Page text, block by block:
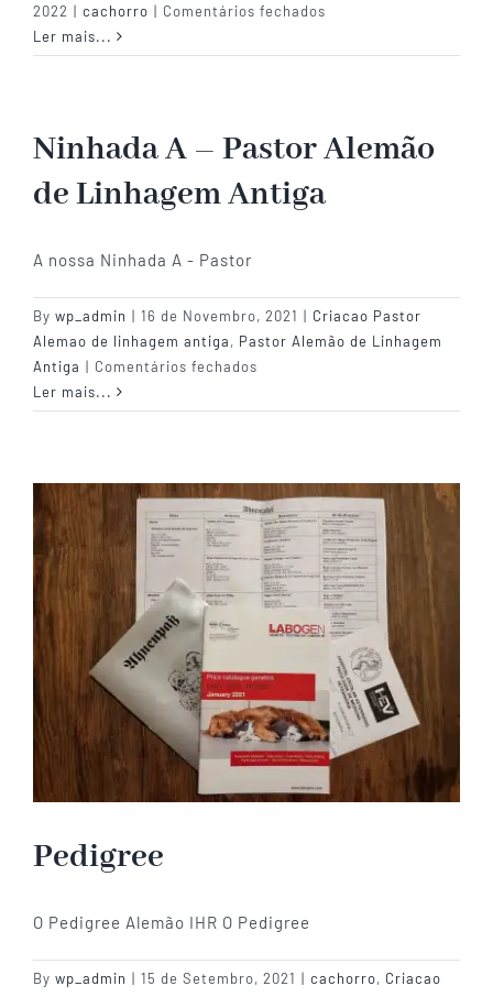
2022 | cachorro | Comentários fechados
Ler mais...
Ninhada A – Pastor Alemão
de Linhagem Antiga
A nossa Ninhada A - Pastor
By wp_admin | 16 de Novembro, 2021 | Criacao Pastor
Alemao de linhagem antiga, Pastor Alemão de Linhagem
Antiga | Comentários fechados
A
de
Linhagem
Antiga
Ler mais...
Pedigree
O Pedigree Alemão IHR O Pedigree
By wp_admin | 15 de Setembro, 2021 | cachorro, Criacao